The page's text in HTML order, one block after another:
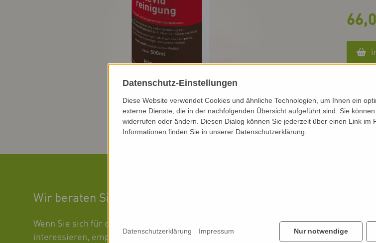
Wir beraten Sie persönlich
Wenn Sie sich für das
biovid-Produkte
interessieren, empfehlen wir Ihnen eine kurze, aber ausführliche
Datenschutz-Einstellungen
Diese Website verwendet Cookies und ähnliche Technologien, um Ihnen ein
externe Dienste, die in der nachfolgenden Übersicht aufgeführt sind. Sie
widerrufen oder ändern. Diesen Dialog können Sie jederzeit über einen Link im
Informationen finden Sie in unserer Datenschutzerklärung.
Nur notwendige
Datenschutzerklärung Impressum